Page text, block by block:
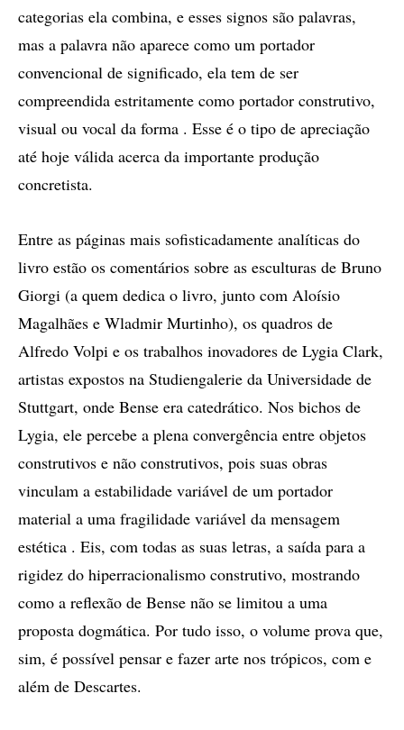
categorias ela combina, e esses signos são palavras,
mas a palavra não aparece como um portador
convencional de significado, ela tem de ser
compreendida estritamente como portador construtivo,
visual ou vocal da forma . Esse é o tipo de apreciação
até hoje válida acerca da importante produção
concretista.
Entre as páginas mais sofisticadamente analíticas do
livro estão os comentários sobre as esculturas de Bruno
Giorgi (a quem dedica o livro, junto com Aloísio
Magalhães e Wladmir Murtinho), os quadros de
Alfredo Volpi e os trabalhos inovadores de Lygia Clark,
artistas expostos na Studiengalerie da Universidade de
Stuttgart, onde Bense era catedrático. Nos bichos de
Lygia, ele percebe a plena convergência entre objetos
construtivos e não construtivos, pois suas obras
vinculam a estabilidade variável de um portador
material a uma fragilidade variável da mensagem
estética . Eis, com todas as suas letras, a saída para a
rigidez do hiperracionalismo construtivo, mostrando
como a reflexão de Bense não se limitou a uma
proposta dogmática. Por tudo isso, o volume prova que,
sim, é possível pensar e fazer arte nos trópicos, com e
além de Descartes.